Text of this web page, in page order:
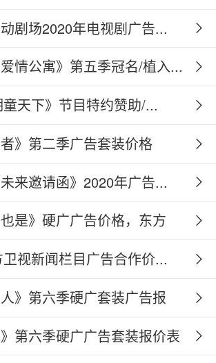
剧场2020年电视剧广告...
情公寓》第五季冠名/植入...
天下》节目特约赞助/...
》第二季广告套装价格
来邀请函》2020年广告...
是》硬广广告价格，东方
视新闻栏目广告合作价...
》第六季硬广套装广告报
第六季硬广广告套装报价表